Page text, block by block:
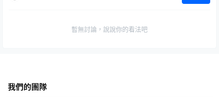
暫無討論，說說你的看法吧
我們的團隊